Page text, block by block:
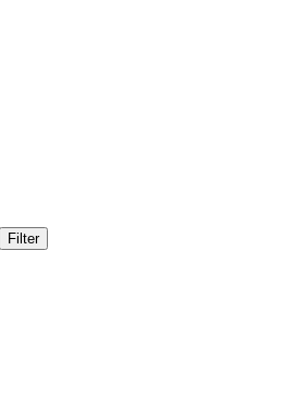
Filter